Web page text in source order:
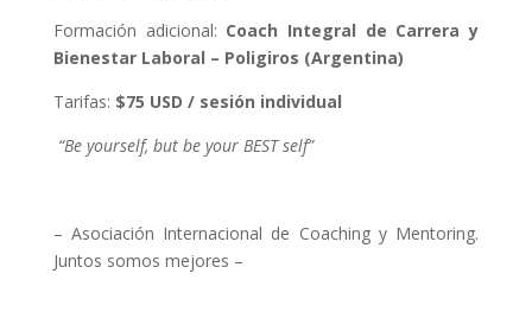
Formación adicional: Coach Integral de Carrera y
Bienestar Laboral – Poligiros (Argentina)
Tarifas: $75 USD / sesión individual
“Be yourself, but be your BEST self”
– Asociación Internacional de Coaching y Mentoring.
Juntos somos mejores –